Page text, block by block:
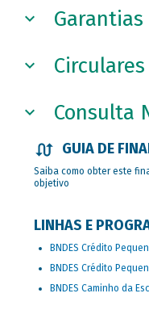
Garantias
Consulta
GUIA DE
Saiba como obter este
objetivo
LINHAS E
BNDES Crédito
BNDES Crédito
BNDES Caminho da